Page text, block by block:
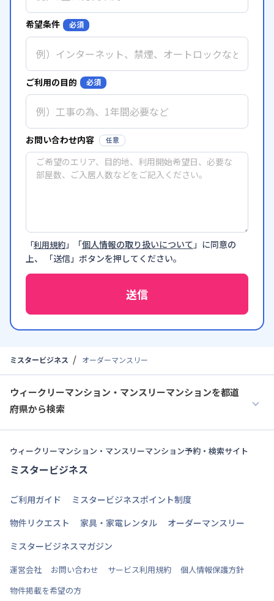
希望条件 必須
ご利用の目的 必須
お問い合わせ内容 任意
「利用規約」 「個人情報の取り扱いについて 」に同意の
上、 「送信」ボタンを押してください。
送信
ミスタービジネス オーダーマンスリー
ウィークリーマンション・マンスリーマンションを都道
府県から検索
ウィークリーマンション・マンスリーマンション予約・検索サイト
ミスタービジネス
ご利用ガイド
ミスタービジネスポイント制度
物件リクエスト
家具・家電レンタル
オーダーマンスリー
ミスタービジネスマガジン
運営会社 お問い合わせ サービス利用規約
個人情報保護方針
物件掲載を希望の方